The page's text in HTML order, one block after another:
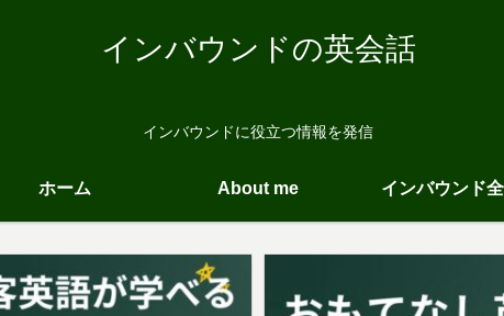
インバウンドの英会話
インバウンドに役立つ情報を発信
ホーム About me インバウンド